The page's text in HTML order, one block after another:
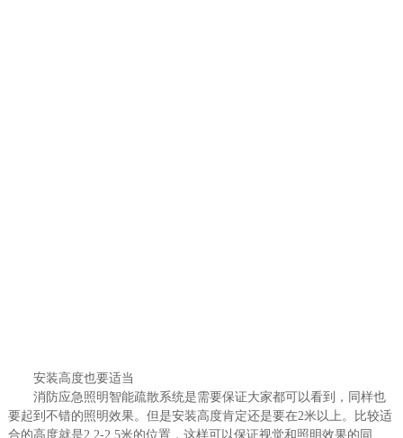
安装高度也要适当
消防应急照明智能疏散系统是需要保证大家都可以看到，同样也
要起到不错的照明效果。但是安装高度肯定还是要在2米以上。比较适
合的高度就是2.2-2.5米的位置，这样可以保证视觉和照明效果的同